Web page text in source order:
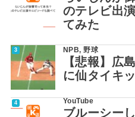
のテレビ出
てみた
NPB,野球
【悲報】広
に仙タイキ
YouTube
ブルーシー